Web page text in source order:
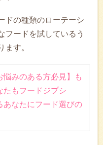
ドの種類のローテーシ
フードを試しているう
ます。
悩みのある方必見】も
たもフードジプシ
なたにフード選びの